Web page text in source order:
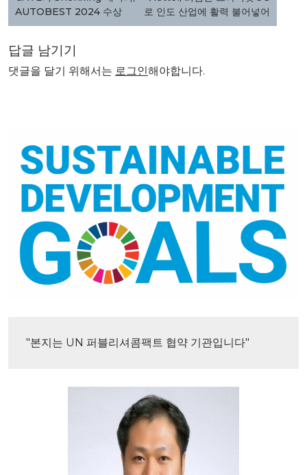
색
AUTOBEST 2024 수상
로 인도 산업에 활력 불어넣어
답글 남기기
댓글을 달기 위해서는 로그인해야합니다.
"본지는 UN 퍼블리셔콤팩트 협약 기관입니다"